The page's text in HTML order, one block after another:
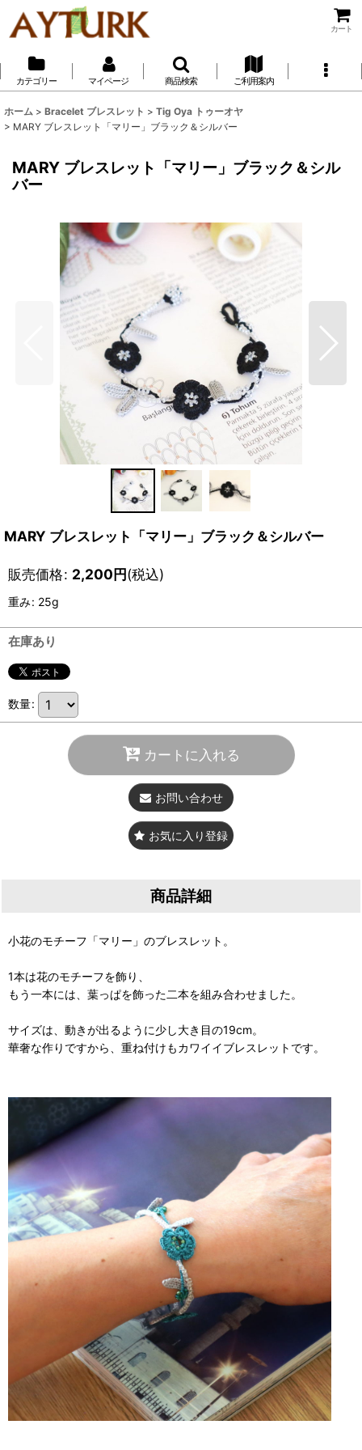
カート
カテゴリー マイページ 商品検索 ご利用案内
ホーム > Bracelet ブレスレット > Tig Oya トゥーオヤ
> MARY ブレスレット「マリー」ブラック＆シルバー
MARY ブレスレット「マリー」ブラック＆シル
バー
MARY ブレスレット「マリー」ブラック＆シルバー
販売価格: 2,200円(税込)
重み: 25g
在庫あり
数量:
カートに入れる
お問い合わせ
お気に入り登録
商品詳細
小花のモチーフ「マリー」のブレスレット。
1本は花のモチーフを飾り、
もう一本には、葉っぱを飾った二本を組み合わせました。
サイズは、動きが出るように少し大き目の19cm。
華奢な作りですから、重ね付けもカワイイブレスレットです。